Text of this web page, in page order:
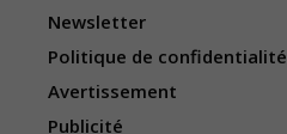
Newsletter
Politique de confidentialité
Avertissement
Publicité